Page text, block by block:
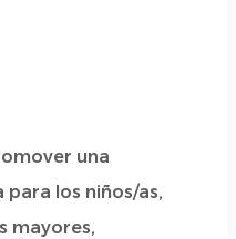
una
los niños/as,
mayores,